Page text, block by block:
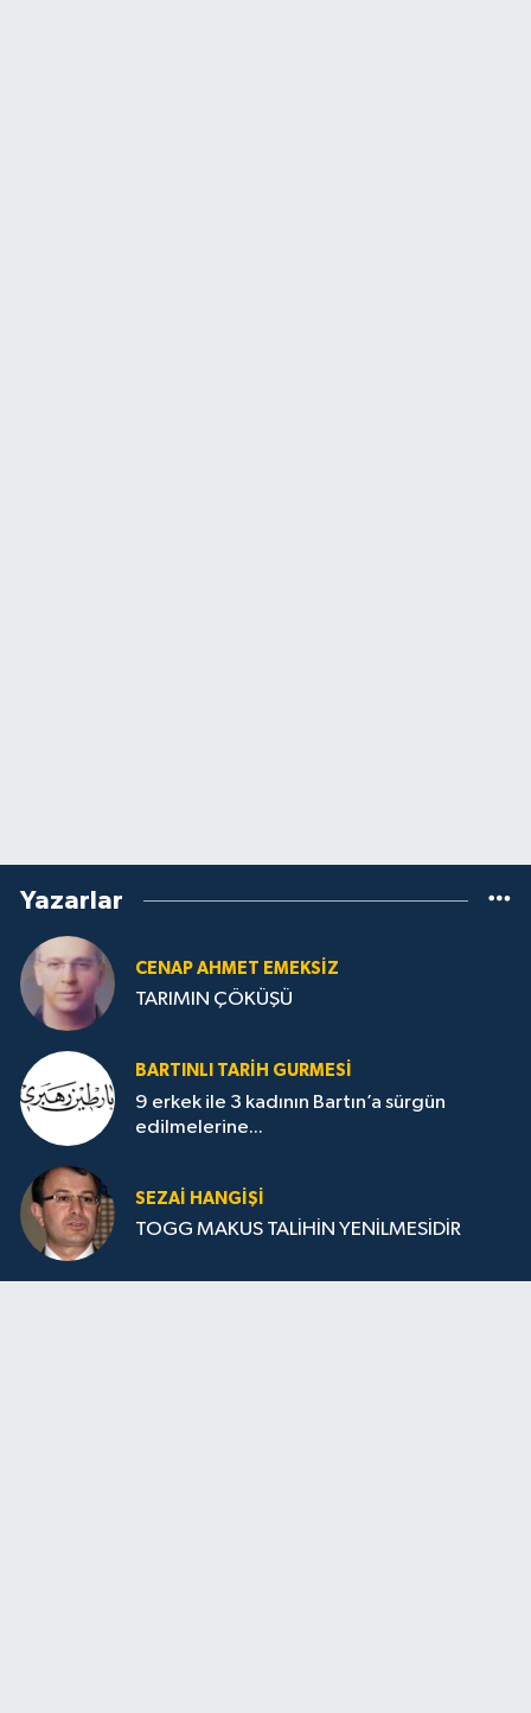
Yazarlar
CENAP AHMET EMEKSİZ
TARIMIN ÇÖKÜŞÜ
BARTINLI TARIH GURMESI
9 erkek ile 3 kadının Bartın’a sürgün
edilmelerine...
SEZAI HANGİŞİ
TOGG MAKUS TALİHİN YENİLMESİDİR